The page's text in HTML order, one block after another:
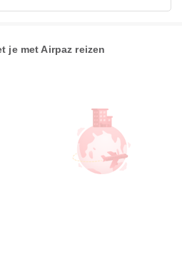
je met Airpaz reizen